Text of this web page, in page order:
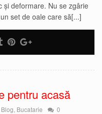
și deformare. Nu se zgârie
set de oale care să[...]
pentru acasă
Blog, Bucatarie 0